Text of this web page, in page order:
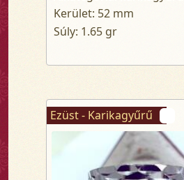
Kerület: 52 mm
Súly: 1.65 gr
Ezüst - Karikagyűrű